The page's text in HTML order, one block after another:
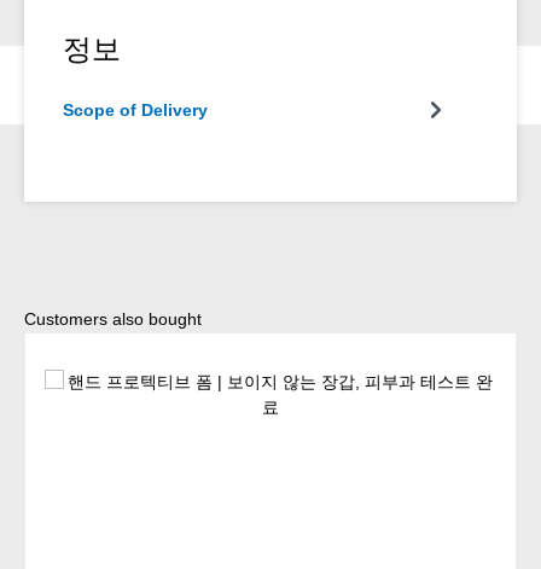
정보
Scope of Delivery
Skip product gallery
Customers also bought